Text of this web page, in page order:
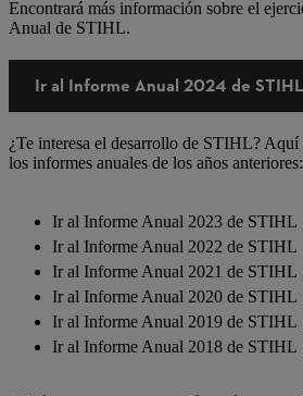
Encontrará más información sobre el
Anual de STIHL.
Ir al Informe Anual 2024 de STIHL
¿Te interesa el desarrollo de STIHL? Aquí
los informes anuales de los años anteriores:
Ir al Informe Anual 2023 de STIHL
Ir al Informe Anual 2022 de STIHL
Ir al Informe Anual 2021 de STIHL
Ir al Informe Anual 2020 de STIHL
Ir al Informe Anual 2019 de STIHL
Ir al Informe Anual 2018 de STIHL